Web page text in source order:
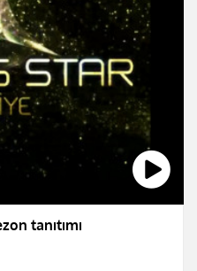
tanıtımı